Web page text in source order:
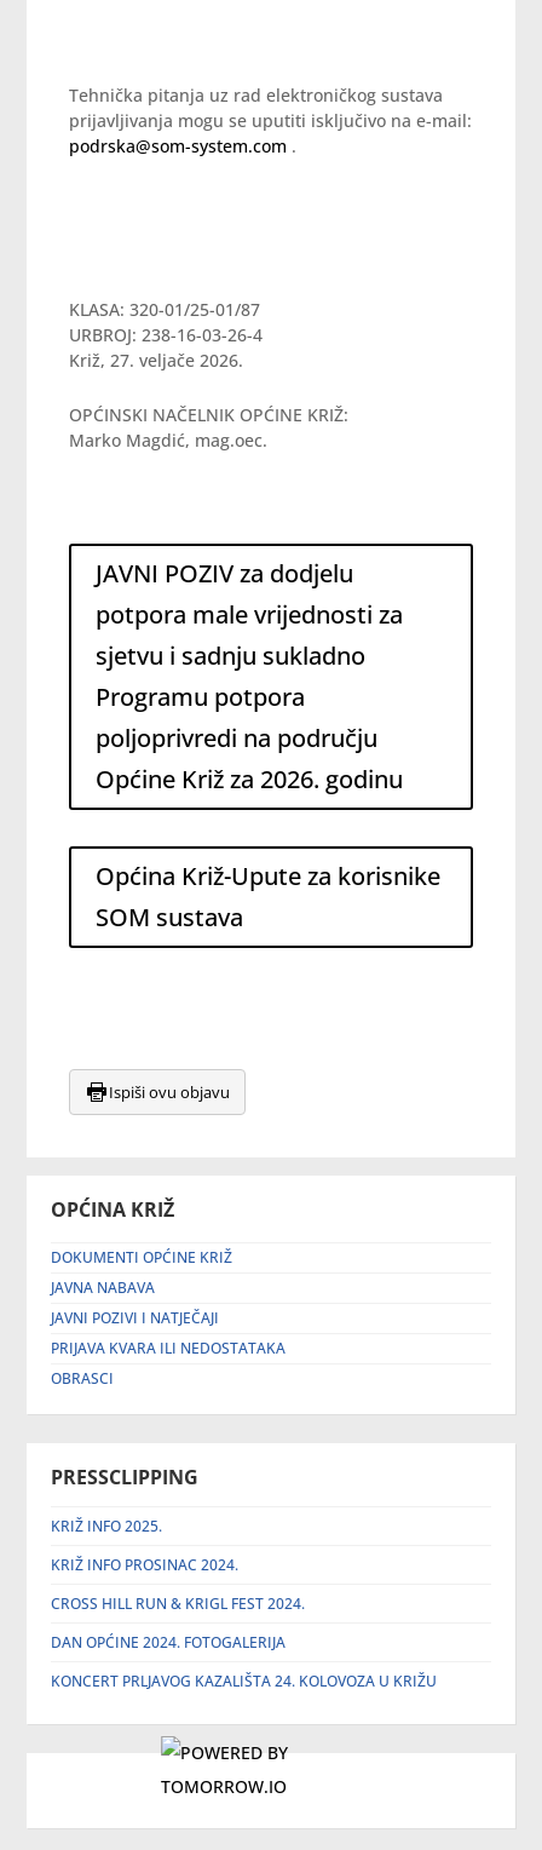
OPĆINA KRIŽ
DOKUMENTI OPĆINE KRIŽ
JAVNA NABAVA
JAVNI POZIVI I NATJEČAJI
PRIJAVA KVARA ILI NEDOSTATAKA
OBRASCI
PRESSCLIPPING
KRIŽ INFO 2025.
KRIŽ INFO PROSINAC 2024.
CROSS HILL RUN & KRIGL FEST 2024.
DAN OPĆINE 2024. FOTOGALERIJA
KONCERT PRLJAVOG KAZALIŠTA 24. KOLOVOZA U KRIŽU
Tehnička pitanja uz rad elektroničkog sustava
prijavljivanja mogu se uputiti isključivo na e-mail:
podrska@som-system.com .
KLASA: 320-01/25-01/87
URBROJ: 238-16-03-26-4
Križ, 27. veljače 2026.
OPĆINSKI NAČELNIK OPĆINE KRIŽ:
Marko Magdić, mag.oec.
JAVNI POZIV za dodjelu
potpora male vrijednosti za
sjetvu i sadnju sukladno
Programu potpora
poljoprivredi na području
Općine Križ za 2026. godinu
Općina Križ-Upute za korisnike
SOM sustava
Ispiši ovu objavu